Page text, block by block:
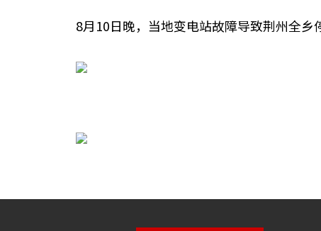
8月10日晚，当地变电站故障导致荆州全乡